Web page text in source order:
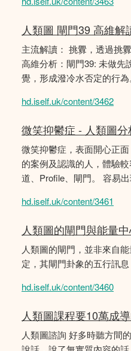
人類圖 閘門39 高維
主流解讀： 挑釁，透過挑
高維分析：閘門39: 未做先
覺，形成潑冷水否定的行為
hd.iself.uk/content/3462
微笑抑鬱症 - 人類圖分
微笑抑鬱症，表面開心正
的案例及認識的人，體驗
道、Profile、閘門。 容易出
hd.iself.uk/content/3461
人類圖的閘門與能量
人類圖的閘門，並非來自
定，其閘門卦象的五行訊息
hd.iself.uk/content/3460
人類圖課程要10萬成
人類圖諮詢 好多時聽方間